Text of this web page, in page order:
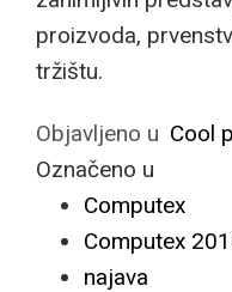
proizvoda,
tržištu.
Objavljeno u Cool
Označeno u
Computex
Computex
najava